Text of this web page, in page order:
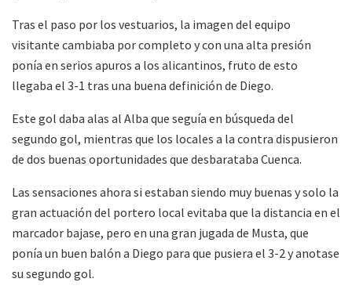
Tras el paso por los vestuarios, la imagen del equipo
visitante cambiaba por completo y con una alta presión
ponía en serios apuros a los alicantinos, fruto de esto
llegaba el 3-1 tras una buena definición de Diego.
Este gol daba alas al Alba que seguía en búsqueda del
segundo gol, mientras que los locales a la contra dispusieron
de dos buenas oportunidades que desbarataba Cuenca.
Las sensaciones ahora si estaban siendo muy buenas y solo la
gran actuación del portero local evitaba que la distancia en el
marcador bajase, pero en una gran jugada de Musta, que
ponía un buen balón a Diego para que pusiera el 3-2 y anotase
su segundo gol.